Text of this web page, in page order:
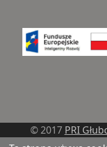
© 2017 PRI